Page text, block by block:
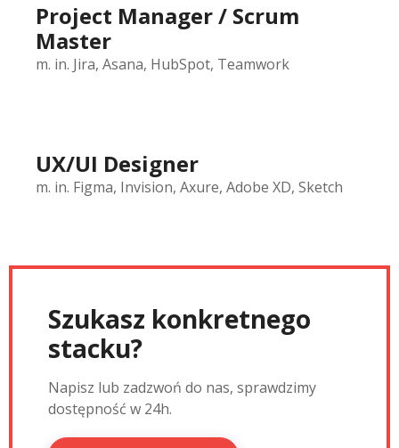
Project Manager / Scrum
Master
m. in. Jira, Asana, HubSpot, Teamwork
UX/UI Designer
m. in. Figma, Invision, Axure, Adobe XD, Sketch
Szukasz konkretnego
stacku?
Napisz lub zadzwoń do nas, sprawdzimy
dostępność w 24h.